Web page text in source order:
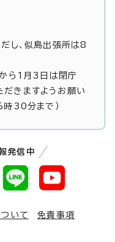
し、似島出張所は8
ら1月3日は閉庁
きますようお願い
時30分まで）
発信中
いて
免責事項